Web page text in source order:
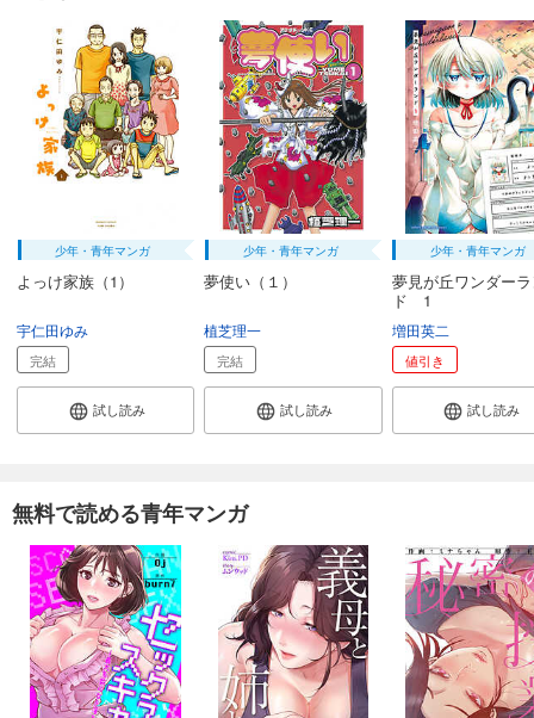
少年・青年マンガ
よっけ家族（1）
宇仁田ゆみ
完結
試し読み
少年・青年マンガ
夢使い（１）
植芝理一
完結
試し読み
少年・青年マンガ
夢見が丘ワンダー
ド 1
増田英二
値引き
試し読み
無料で読める青年マンガ